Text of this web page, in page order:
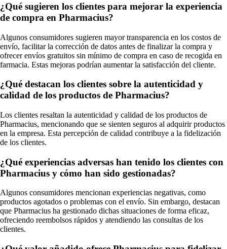
¿Qué sugieren los clientes para mejorar la experiencia
de compra en Pharmacius?
Algunos consumidores sugieren mayor transparencia en los costos de
envío, facilitar la corrección de datos antes de finalizar la compra y
ofrecer envíos gratuitos sin mínimo de compra en caso de recogida en
farmacia. Estas mejoras podrían aumentar la satisfacción del cliente.
¿Qué destacan los clientes sobre la autenticidad y
calidad de los productos de Pharmacius?
Los clientes resaltan la autenticidad y calidad de los productos de
Pharmacius, mencionando que se sienten seguros al adquirir productos
en la empresa. Esta percepción de calidad contribuye a la fidelización
de los clientes.
¿Qué experiencias adversas han tenido los clientes con
Pharmacius y cómo han sido gestionadas?
Algunos consumidores mencionan experiencias negativas, como
productos agotados o problemas con el envío. Sin embargo, destacan
que Pharmacius ha gestionado dichas situaciones de forma eficaz,
ofreciendo reembolsos rápidos y atendiendo las consultas de los
clientes.